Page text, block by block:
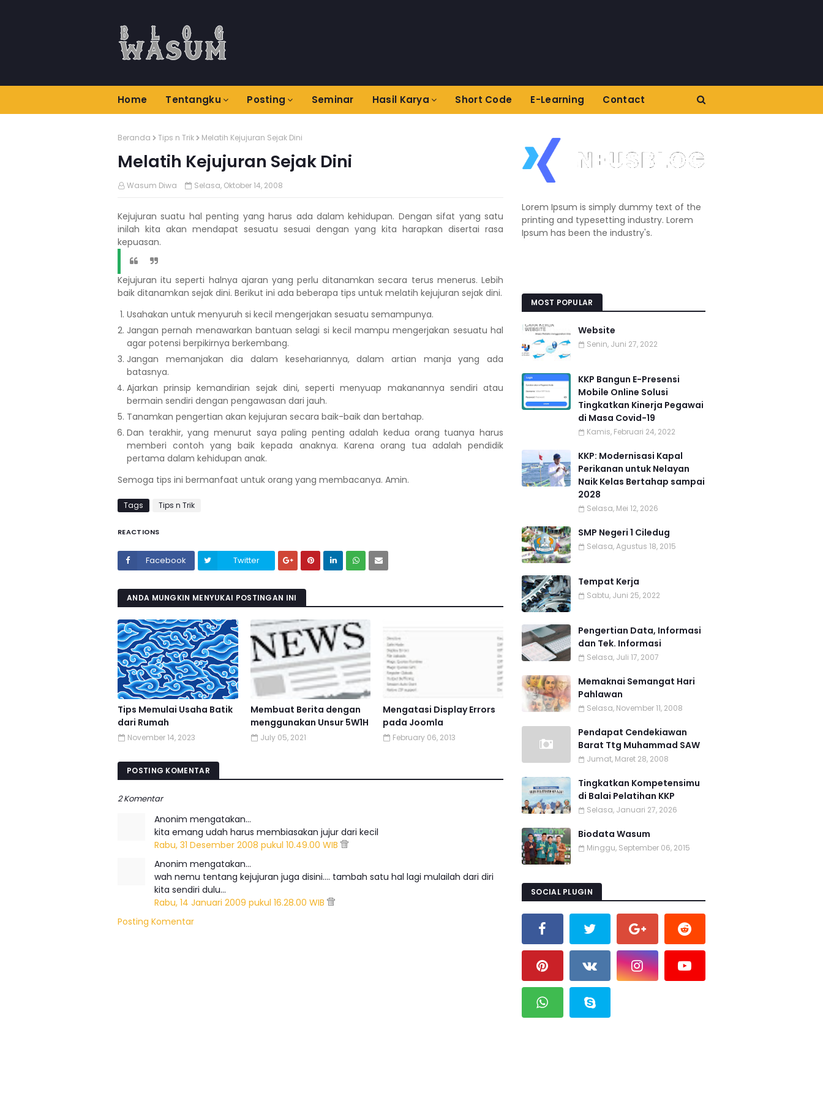
Home Tentangku Posting Seminar Hasil Karya Short Code E-Learning Contact
Beranda Tips n Trik Melatih Kejujuran Sejak Dini
Melatih Kejujuran Sejak Dini
Wasum Diwa Selasa, Oktober 14, 2008
Kejujuran suatu hal penting yang harus ada dalam kehidupan. Dengan sifat yang satu
inilah kita akan mendapat sesuatu sesuai dengan yang kita harapkan disertai rasa
kepuasan.
Kejujuran itu seperti halnya ajaran yang perlu ditanamkan secara terus menerus. Lebih
baik ditanamkan sejak dini. Berikut ini ada beberapa tips untuk melatih kejujuran sejak dini.
Usahakan untuk menyuruh si kecil mengerjakan sesuatu semampunya.
Jangan pernah menawarkan bantuan selagi si kecil mampu mengerjakan sesuatu hal
agar potensi berpikirnya berkembang.
Jangan memanjakan dia dalam kesehariannya, dalam artian manja yang ada
batasnya.
Ajarkan prinsip kemandirian sejak dini, seperti menyuap makanannya sendiri atau
bermain sendiri dengan pengawasan dari jauh.
Tanamkan pengertian akan kejujuran secara baik-baik dan bertahap.
Dan terakhir, yang menurut saya paling penting adalah kedua orang tuanya harus
memberi contoh yang baik kepada anaknya. Karena orang tua adalah pendidik
pertama dalam kehidupan anak.
Semoga tips ini bermanfaat untuk orang yang membacanya. Amin.
Tags Tips n Trik
REACTIONS
Facebook Twitter
ANDA MUNGKIN MENYUKAI POSTINGAN INI
Tips Memulai Usaha Batik
dari Rumah
November 14, 2023
Membuat Berita dengan
menggunakan Unsur 5W1H
July 05, 2021
Mengatasi Display Errors
pada Joomla
February 06, 2013
POSTING KOMENTAR
2 Komentar
Anonim mengatakan…
kita emang udah harus membiasakan jujur dari kecil
Rabu, 31 Desember 2008 pukul 10.49.00 WIB
Anonim mengatakan…
wah nemu tentang kejujuran juga disini.... tambah satu hal lagi mulailah dari diri
kita sendiri dulu...
Rabu, 14 Januari 2009 pukul 16.28.00 WIB
Posting Komentar
Lorem Ipsum is simply dummy text of the
printing and typesetting industry. Lorem
Ipsum has been the industry's.
MOST POPULAR
Website
Senin, Juni 27, 2022
KKP Bangun E-Presensi
Mobile Online Solusi
Tingkatkan Kinerja Pegawai
di Masa Covid-19
Kamis, Februari 24, 2022
KKP: Modernisasi Kapal
Perikanan untuk Nelayan
Naik Kelas Bertahap sampai
2028
Selasa, Mei 12, 2026
SMP Negeri 1 Ciledug
Selasa, Agustus 18, 2015
Tempat Kerja
Sabtu, Juni 25, 2022
Pengertian Data, Informasi
dan Tek. Informasi
Selasa, Juli 17, 2007
Memaknai Semangat Hari
Pahlawan
Selasa, November 11, 2008
Pendapat Cendekiawan
Barat Ttg Muhammad SAW
Jumat, Maret 28, 2008
Tingkatkan Kompetensimu
di Balai Pelatihan KKP
Selasa, Januari 27, 2026
Biodata Wasum
Minggu, September 06, 2015
SOCIAL PLUGIN